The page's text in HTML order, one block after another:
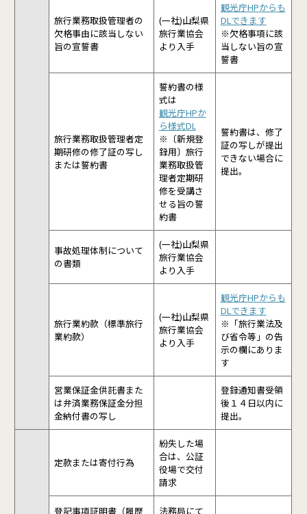
旅行業務取扱管理者の
欠格事由に該当しない
旨の宣誓書
(一社)山梨県
旅行業協会
より入手
観光庁HPからも
DLできます
※欠格事項に該
当しない旨の宣
誓書
旅行業務取扱管理者定
期研修の修了証の写し
または誓約書
誓約書の様
式は
観光庁HPか
ら様式DL
※〔新規登
録用〕旅行
業務取扱管
理者定期研
修を受講さ
せる旨の誓
約書
誓約書は、修了
証の写しが提出
できない場合に
提出。
事故処理体制について
の書類
(一社)山梨県
旅行業協会
より入手
旅行業約款（標準旅行
業約款）
(一社)山梨県
旅行業協会
より入手
観光庁HPからも
DLできます
※「旅行業法及
び省令等」の告
示の欄にありま
す
営業保証金供託書また
は弁済業務保証金分担
金納付書の写し
登録通知書受領
後１４日以内に
提出。
定款または寄付行為
紛失した場
合は、公証
役場で交付
請求
登記事項証明書（履歴 法務局にて